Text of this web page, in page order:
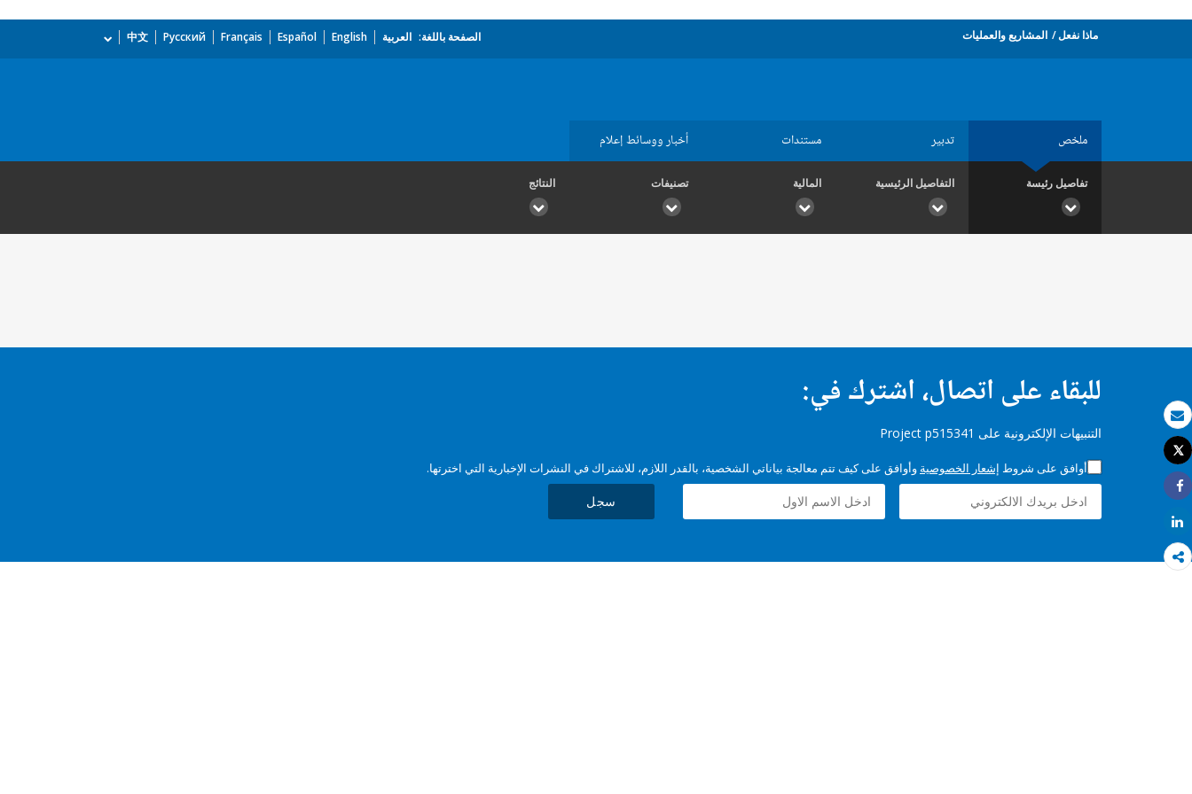
بريد الكتروني
طباعة
Tweet
Share
Share
ماذا نفعل المشاريع والعمليات الصفحة باللغة: العربية English
Español
Français
Русский
中文
ملخص تدبير مستندات أخبار ووسائط إعلام
تفاصيل رئيسة التفاصيل الرئيسية المالية تصنيفات النتائج
للبقاء على اتصال، اشترك في:
التنبيهات الإلكترونية على Project p515341
أوافق على شروط إشعار الخصوصية وأوافق على كيف تتم معالجة بياناتي الشخصية، بالقدر اللازم، للاشتراك في النشرات الإخبارية التي اخترتها.
سجل